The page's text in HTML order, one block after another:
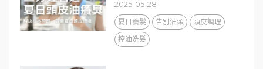
2025-05-28
夏日養髮 告別油頭
頭皮調理
控油洗髮